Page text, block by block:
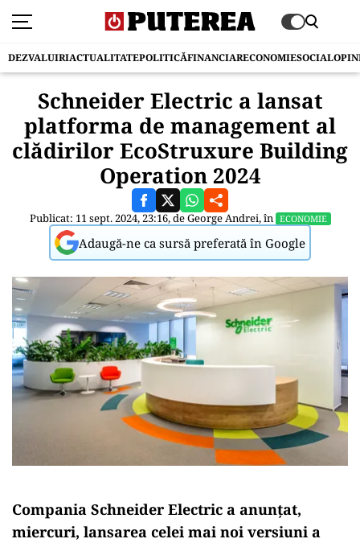
DEZVALUIRIACTUALITATEPOLITICĂFINANCIARECONOMIESOCIAL
Schneider Electric a lansat
platforma de management al
clădirilor EcoStruxure Building
Operation 2024
Publicat: 11 sept. 2024, 23:16, deGeorge Andrei, în ECONOMIE
Adaugă-ne ca sursă preferată în Google
Compania Schneider Electric a anunţat,
miercuri, lansarea celei mai noi versiuni a